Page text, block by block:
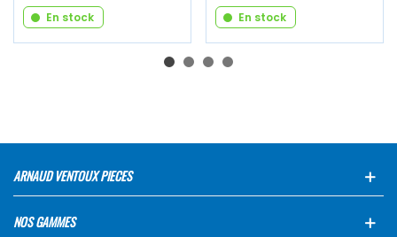
En stock En stock
ARNAUD VENTOUX PIECES
NOS GAMMES